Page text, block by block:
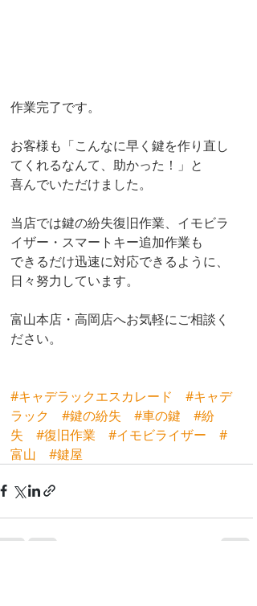
作業完了です。
お客様も「こんなに早く鍵を作り直し
てくれるなんて、助かった！」と
喜んでいただけました。
当店では鍵の紛失復旧作業、イモビラ
イザー・スマートキー追加作業も
できるだけ迅速に対応できるように、
日々努力しています。
富山本店・高岡店へお気軽にご相談く
ださい。
#キャデラックエスカレード
#キャデ
ラック
#鍵の紛失 #車の鍵
#紛
失
#復旧作業 #イモビライザー
#
富山
#鍵屋